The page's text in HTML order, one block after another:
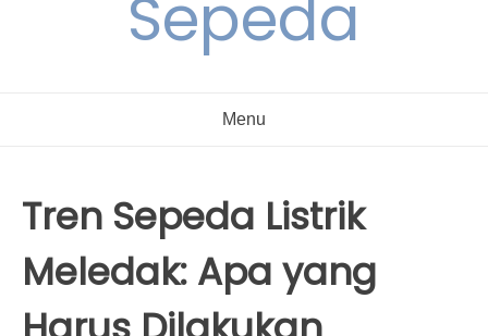
Sepeda
Menu
Tren Sepeda Listrik
Meledak: Apa yang